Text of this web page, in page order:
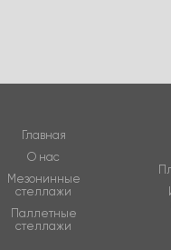
Главная
О нас
Мезонинные
стеллажи
Паллетные
стеллажи